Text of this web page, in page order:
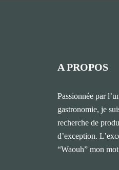
A PROPOS
Passionnée par
gastronomie, je
recherche de
d’exception.
“Waouh” mon